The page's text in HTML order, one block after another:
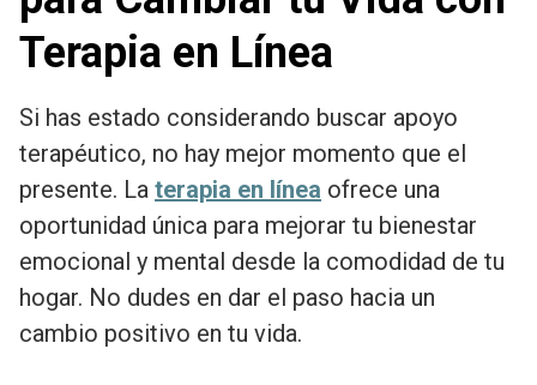
Terapia en Línea
Si has estado considerando buscar apoyo
terapéutico, no hay mejor momento que el
presente. La terapia en línea ofrece una
oportunidad única para mejorar tu bienestar
emocional y mental desde la comodidad de tu
hogar. No dudes en dar el paso hacia un
cambio positivo en tu vida.